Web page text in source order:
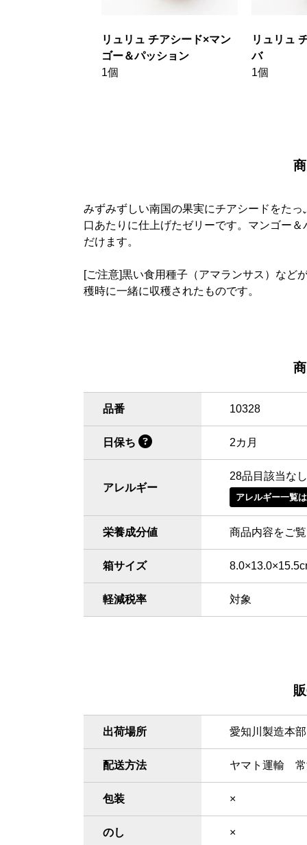
リュリュ チアシード×マン
ゴー＆パッション
1個
リュリュ
バ
1個
みずみずしい南国の果実にチアシードをた
口あたりに仕上げたゼリーです。マンゴー
だけます。
[ご注意]黒い食用種子（アマランサス）など
穫時に一緒に収穫されたものです。
品番 10328
日保ち 2カ月
アレルギー
28品目該当な
アレルギー一覧
栄養成分値 商品内容をご
箱サイズ
軽減税率 対象
出荷場所 愛知川製造本部
配送方法 ヤマト運輸 常
包装 ×
のし ×